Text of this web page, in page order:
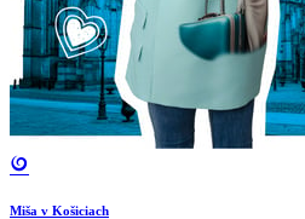
Miša v Košiciach